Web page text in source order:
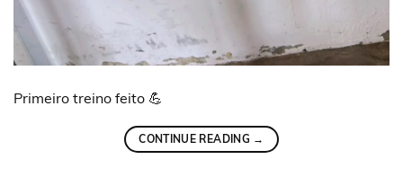
Primeiro treino feito 💪
CONTINUE READING →